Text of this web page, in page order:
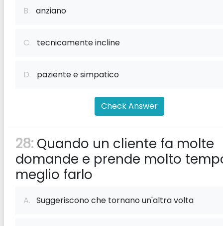
B. anziano
C. tecnicamente incline
D. paziente e simpatico
Check Answer
28: Quando un cliente fa molte
domande e prende molto
meglio farlo
A. Suggeriscono che tornano un'altra volta